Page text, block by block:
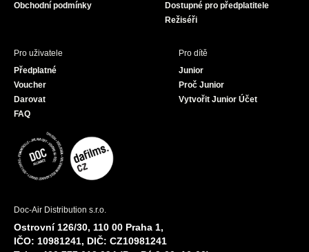
Obchodní podmínky
Dostupné pro předplatitele
Režiséři
Pro uživatele
Předplatné
Voucher
Darovat
FAQ
Pro dítě
Junior
Proč Junior
Vytvořit Junior Účet
Doc-Air Distribution s.r.o.
Ostrovní 126/30, 110 00 Praha 1,
IČO: 10981241, DIČ: CZ10981241